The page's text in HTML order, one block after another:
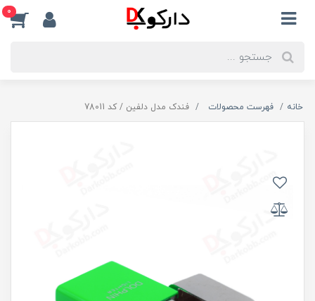
0
خانه فهرست محصولات فندک مدل دلفین / کد 78011